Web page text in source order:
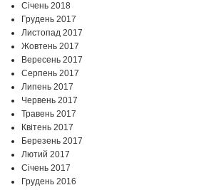
Січень 2018
Грудень 2017
Листопад 2017
Жовтень 2017
Вересень 2017
Серпень 2017
Липень 2017
Червень 2017
Травень 2017
Квітень 2017
Березень 2017
Лютий 2017
Січень 2017
Грудень 2016